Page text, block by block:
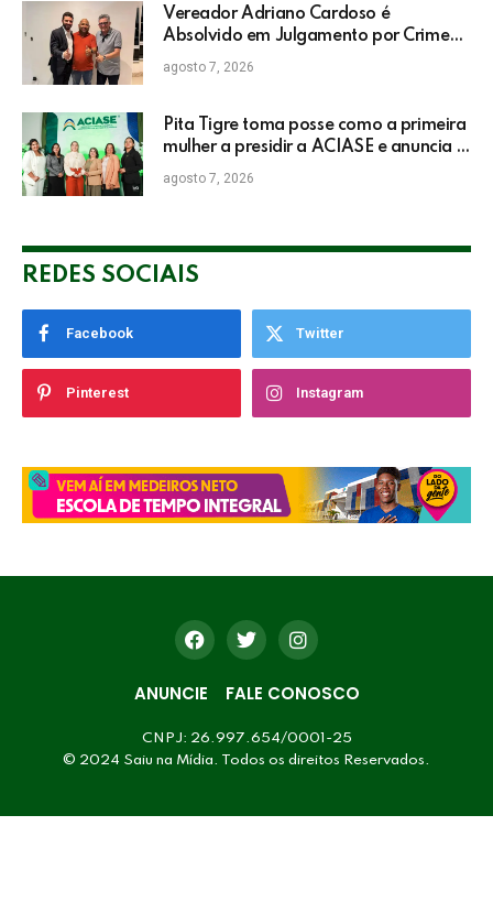
Vereador Adriano Cardoso é
Absolvido em Julgamento por Crime
Eleitoral no TRE
agosto 7, 2026
Pita Tigre toma posse como a primeira
mulher a presidir a ACIASE e anuncia a
retomada do Prêmio Destaque
Empresarial
agosto 7, 2026
REDES SOCIAIS
Facebook Twitter
Pinterest Instagram
ANUNCIE FALE CONOSCO
CNPJ: 26.997.654/0001-25
© 2024 Saiu na Mídia. Todos os direitos Reservados.